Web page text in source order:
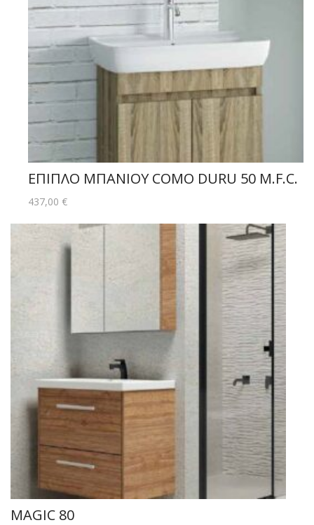
ΕΠΙΠΛΟ ΜΠΑΝΙΟΥ COMO DURU 50 M.F.C.
437,00 €
MAGIC 80